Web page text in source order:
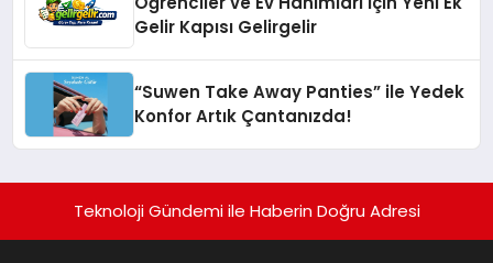
Gelir Kapısı Gelirgelir
“Suwen Take Away Panties” ile Yedek
Konfor Artık Çantanızda!
Teknoloji Gündemi ile Haberin Doğru Adresi